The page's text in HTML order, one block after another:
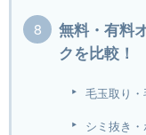
無料・有料
クを比較！
毛玉取り・
シミ抜き